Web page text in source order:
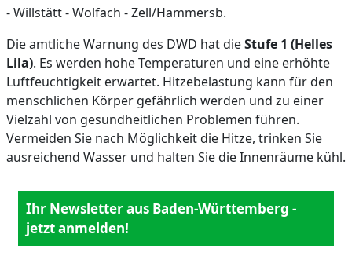
- Willstätt - Wolfach - Zell/Hammersb.
Die amtliche Warnung des DWD hat dieStufe 1 (Helles
Lila). Es werden hohe Temperaturen und eine erhöhte
Luftfeuchtigkeit erwartet. Hitzebelastung kann für den
menschlichen Körper gefährlich werden und zu einer
Vielzahl von gesundheitlichen Problemen führen.
Vermeiden Sie nach Möglichkeit die Hitze, trinken Sie
ausreichend Wasser und halten Sie die Innenräume kühl.
Ihr Newsletter aus Baden-Württemberg -
jetzt anmelden!